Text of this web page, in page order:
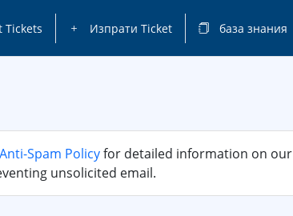
Tickets Изпрати Ticket база знания
Anti-Spam Policyfor detailed information on our
unsolicited email.